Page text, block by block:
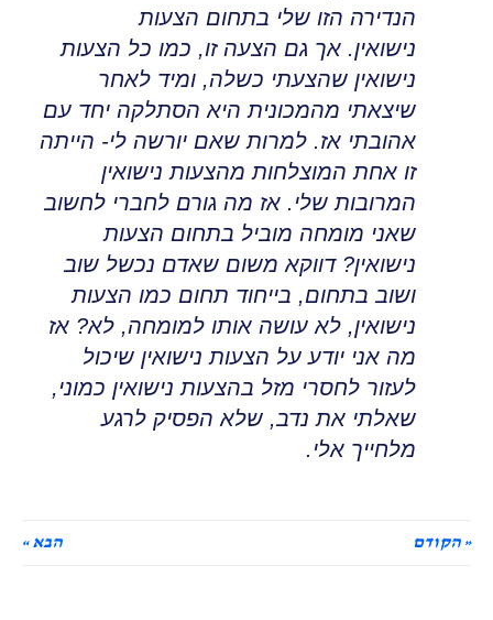
הנדירה הזו שלי בתחום הצעות
נישואין. אך גם הצעה זו, כמו כל הצעות
נישואין שהצעתי כשלה, ומיד לאחר
שיצאתי מהמכונית היא הסתלקה יחד עם
אהובתי אז. למרות שאם יורשה לי- הייתה
זו אחת המוצלחות מהצעות נישואין
המרובות שלי. אז מה גורם לחברי לחשוב
שאני מומחה מוביל בתחום הצעות
נישואין? דווקא משום שאדם נכשל שוב
ושוב בתחום, בייחוד תחום כמו הצעות
נישואין, לא עושה אותו למומחה, לא? אז
מה אני יודע על הצעות נישואין שיכול
לעזור לחסרי מזל בהצעות נישואין כמוני,
שאלתי את נדב, שלא הפסיק לרגע
מלחייך אלי.
« הקודם הבא »